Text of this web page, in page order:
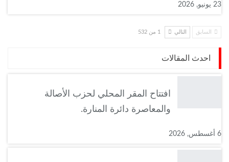
23 يونيو, 2026
السابق التالي 1 من 532
احدث المقالات
افتتاح المقر المحلي لحزب الأصالة
والمعاصرة دائرة المنارة.
6 أغسطس, 2026